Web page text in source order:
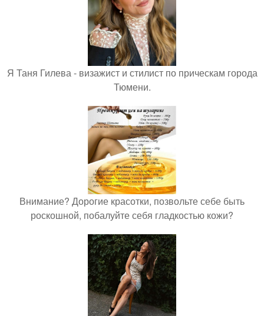
Я Таня Гилева - визажист и стилист по прическам города
Тюмени.
Внимание? Дорогие красотки, позвольте себе быть
роскошной, побалуйте себя гладкостью кожи?